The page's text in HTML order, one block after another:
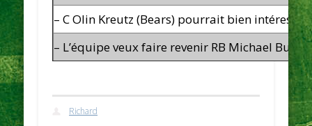
– COlin Kreutz (Bears) pourrait bien
– L’équipe veux faire revenir RB Michael Bush
Richard